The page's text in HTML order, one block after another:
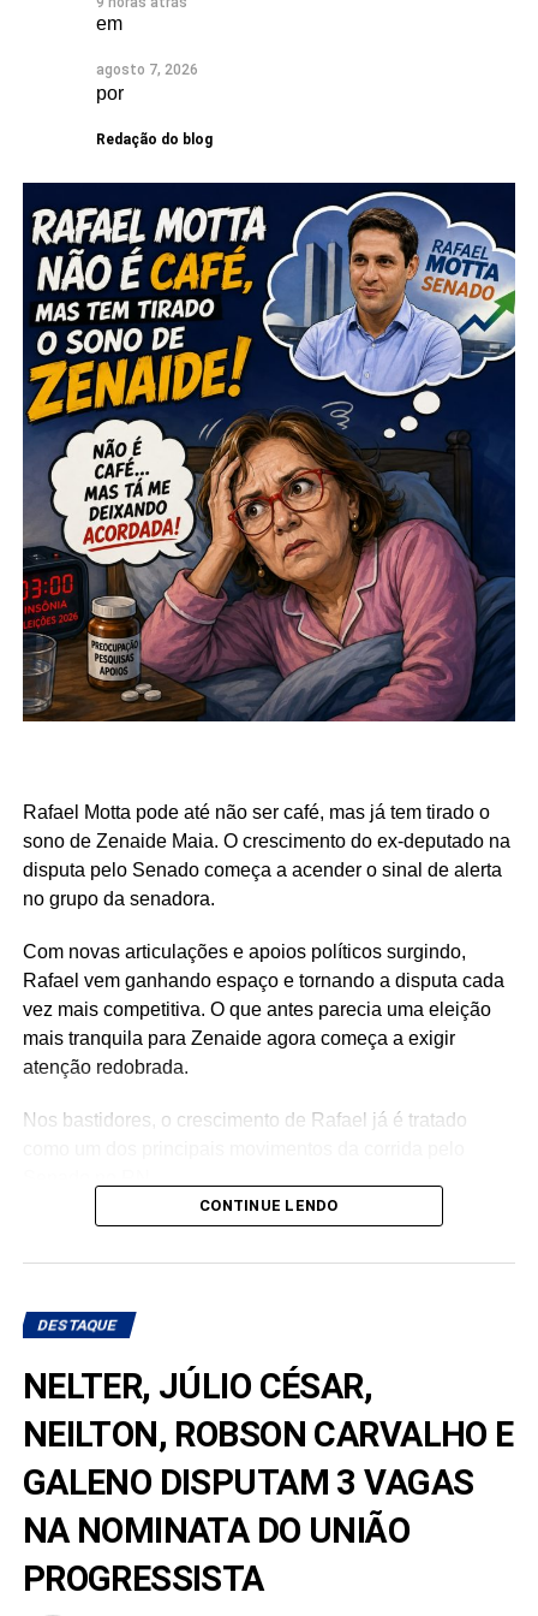
em
agosto 7, 2026
por
Redação do blog
Rafael Motta pode até não ser café, mas já tem tirado o
sono de Zenaide Maia. O crescimento do ex-deputado na
disputa pelo Senado começa a acender o sinal de alerta
no grupo da senadora.
Com novas articulações e apoios políticos surgindo,
Rafael vem ganhando espaço e tornando a disputa cada
vez mais competitiva. O que antes parecia uma eleição
mais tranquila para Zenaide agora começa a exigir
atenção redobrada.
Nos bastidores, o crescimento de Rafael já é tratado
CONTINUE LENDO
DESTAQUE
NELTER, JÚLIO CÉSAR,
NEILTON, ROBSON CARVALHO E
GALENO DISPUTAM 3 VAGAS
NA NOMINATA DO UNIÃO
PROGRESSISTA